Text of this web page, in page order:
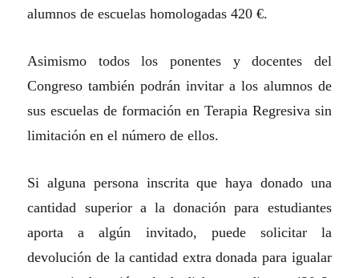
alumnos de escuelas homologadas 420 €.
Asimismo todos los ponentes y docentes del
Congreso también podrán invitar a los alumnos de
sus escuelas de formación en Terapia Regresiva sin
limitación en el número de ellos.
Si alguna persona inscrita que haya donado una
cantidad superior a la donación para estudiantes
aporta a algún invitado, puede solicitar la
devolución de la cantidad extra donada para igualar